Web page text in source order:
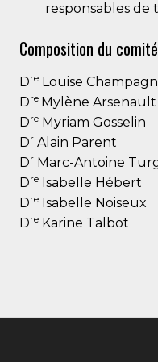
responsables de
Composition du comité
Dre Louise
Dre Mylène Arsenault
Dre Myriam Gosselin
Dr Alain Parent
Dr Marc-Antoine
Dre Isabelle Hébert
Dre Isabelle Noiseux
Dre Karine Talbot